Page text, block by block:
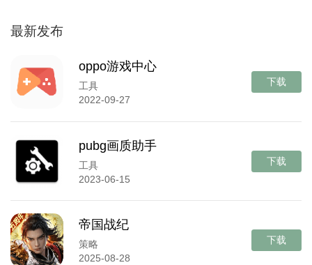
最新发布
oppo游戏中心
工具
2022-09-27
下载
pubg画质助手
工具
2023-06-15
下载
帝国战纪
策略
2025-08-28
下载